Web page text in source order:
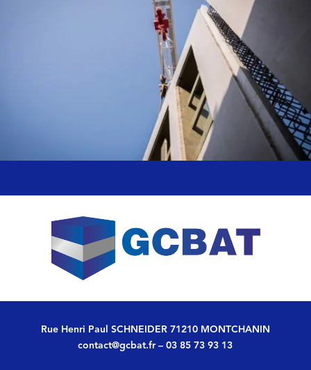
Rue Henri Paul SCHNEIDER 71210 MONTCHANIN
contact@gcbat.fr–03 85 73 93 13